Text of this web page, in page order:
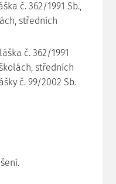
č. 362/1991 Sb.,
středních
č. 362/1991
středních
č. 99/2002 Sb.